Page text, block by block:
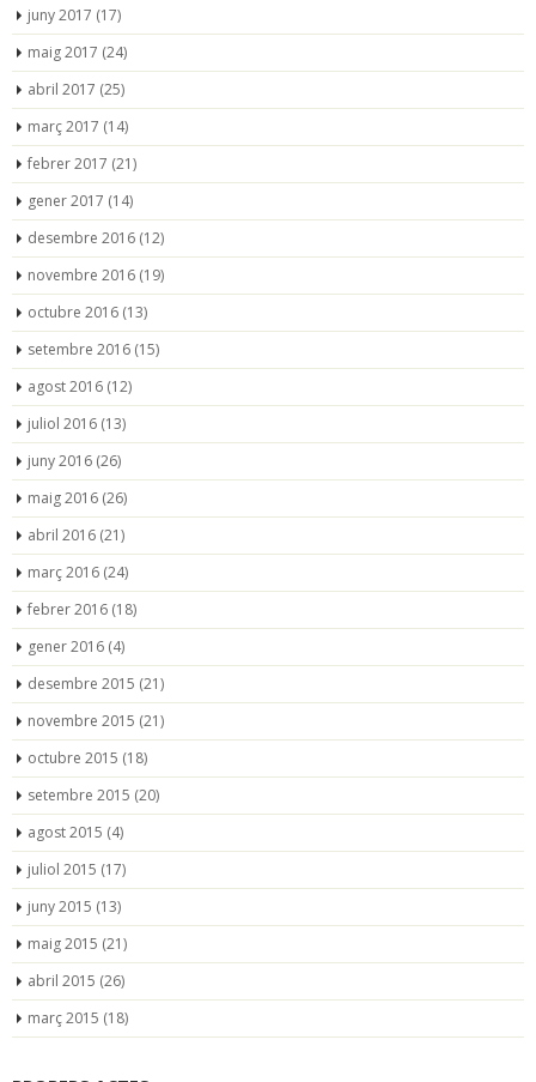
juny 2017 (17)
maig 2017 (24)
abril 2017 (25)
març 2017 (14)
febrer 2017 (21)
gener 2017 (14)
desembre 2016 (12)
novembre 2016 (19)
octubre 2016 (13)
setembre 2016 (15)
agost 2016 (12)
juliol 2016 (13)
juny 2016 (26)
maig 2016 (26)
abril 2016 (21)
març 2016 (24)
febrer 2016 (18)
gener 2016 (4)
desembre 2015 (21)
novembre 2015 (21)
octubre 2015 (18)
setembre 2015 (20)
agost 2015 (4)
juliol 2015 (17)
juny 2015 (13)
maig 2015 (21)
abril 2015 (26)
març 2015 (18)